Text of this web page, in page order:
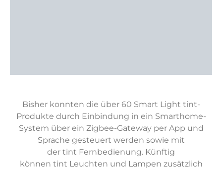
Bisher konnten die über 60 Smart Light tint-
Produkte durch Einbindung in ein Smarthome-
System über ein Zigbee-Gateway per App und
Sprache gesteuert werden sowie mit
der tint Fernbedienung. Künftig
können tint Leuchten und Lampen zusätzlich